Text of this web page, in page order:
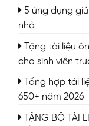
5 ứng dụng
nhà
Tặng tài liệu
cho sinh viên
Tổng hợp tài
650+ năm 2026
TẶNG BỘ TÀI